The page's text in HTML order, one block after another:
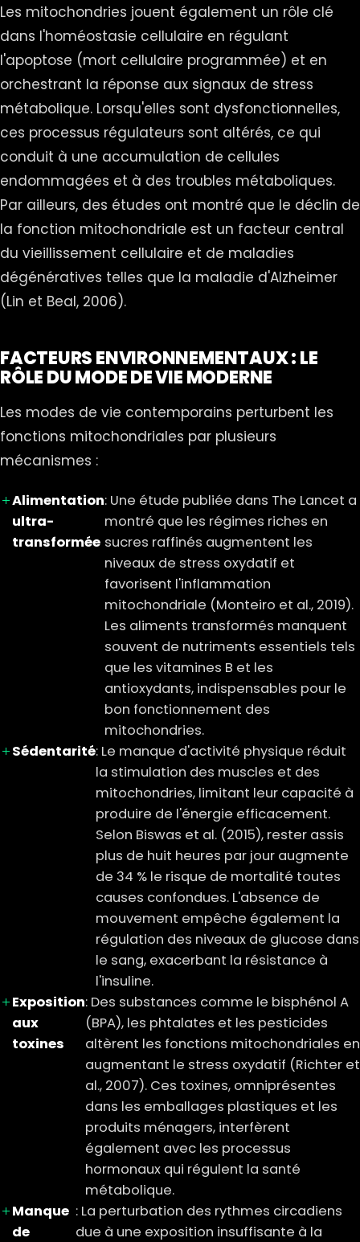
Les mitochondries jouent également un rôle clé
dans l'homéostasie cellulaire en régulant
l'apoptose (mort cellulaire programmée) et en
orchestrant la réponse aux signaux de stress
métabolique. Lorsqu'elles sont dysfonctionnelles,
ces processus régulateurs sont altérés, ce qui
conduit à une accumulation de cellules
endommagées et à des troubles métaboliques.
Par ailleurs, des études ont montré que le déclin de
la fonction mitochondriale est un facteur central
du vieillissement cellulaire et de maladies
dégénératives telles que la maladie d'Alzheimer
(Lin et Beal, 2006).
FACTEURS ENVIRONNEMENTAUX : LE
RÔLE DU MODE DE VIE MODERNE
Les modes de vie contemporains perturbent les
fonctions mitochondriales par plusieurs
mécanismes :
Alimentation
ultra-
transformée
: Une étude publiée dans The Lancet a
montré que les régimes riches en
sucres raffinés augmentent les
niveaux de stress oxydatif et
favorisent l'inflammation
mitochondriale (Monteiro et al., 2019).
Les aliments transformés manquent
souvent de nutriments essentiels tels
que les vitamines B et les
antioxydants, indispensables pour le
bon fonctionnement des
mitochondries.
Sédentarité: Le manque d'activité physique réduit
la stimulation des muscles et des
mitochondries, limitant leur capacité à
produire de l'énergie efficacement.
Selon Biswas et al. (2015), rester assis
plus de huit heures par jour augmente
de 34 % le risque de mortalité toutes
causes confondues. L'absence de
mouvement empêche également la
régulation des niveaux de glucose dans
le sang, exacerbant la résistance à
l'insuline.
Exposition
aux
toxines
: Des substances comme le bisphénol A
(BPA), les phtalates et les pesticides
altèrent les fonctions mitochondriales en
augmentant le stress oxydatif (Richter et
al., 2007). Ces toxines, omniprésentes
dans les emballages plastiques et les
produits ménagers, interfèrent
également avec les processus
hormonaux qui régulent la santé
métabolique.
Manque
de
: La perturbation des rythmes circadiens
due à une exposition insuffisante à la